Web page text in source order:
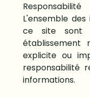
Responsabilité
L'ensemble
ce site sont
établissement
explicite ou
responsabilité
informations.